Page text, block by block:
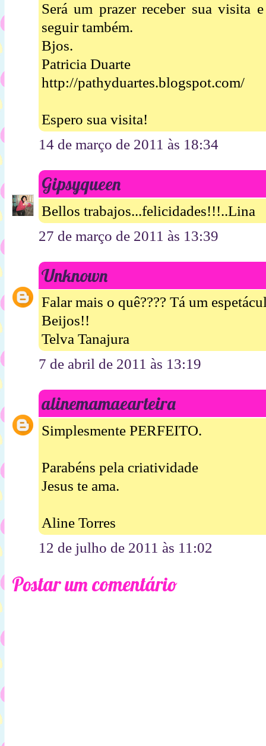
Será um prazer receber sua visita
seguir também.
Bjos.
Patricia Duarte
http://pathyduartes.blogspot.com/
Espero sua visita!
14 de março de 2011 às 18:34
Gipsyqueen
Bellos trabajos...felicidades!!!..Lina
27 de março de 2011 às 13:39
Unknown
Falar mais o quê???? Tá um
Beijos!!
Telva Tanajura
7 de abril de 2011 às 13:19
alinemamaearteira
Simplesmente PERFEITO.
Parabéns pela criatividade
Jesus te ama.
Aline Torres
12 de julho de 2011 às 11:02
Postar um comentário